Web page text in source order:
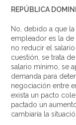
REPÚBLICA
No, debido a que
empleador es la
no reducir el
cuestión, se trata
salario mínimo, se
demanda para
negociación entre
exista un pacto
pactado un
cambiaría la